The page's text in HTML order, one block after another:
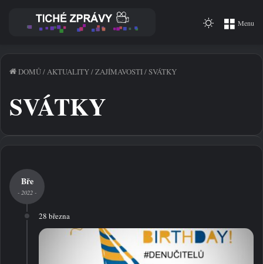
Menu
Switch
DOMŮ/ AKTUALITY/ZAJÍMAVOSTI/SVÁTKY
SVÁTKY
Bře
- 2022 -
28 března